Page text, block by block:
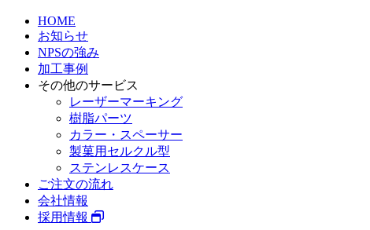
HOME
お知らせ
NPSの強み
加工事例
その他のサービス
レーザーマーキング
樹脂パーツ
カラー・スペーサー
製菓用セルクル型
ステンレスケース
ご注文の流れ
会社情報
採用情報